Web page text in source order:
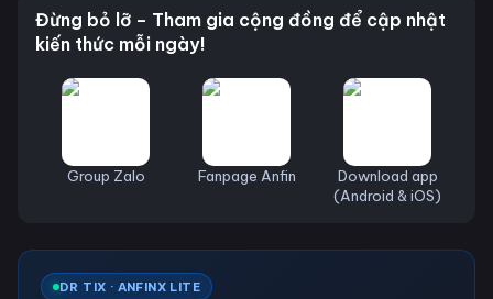
Đừng bỏ lỡ – Tham gia cộng đồng để cập nhật
kiến thức mỗi ngày!
Group Zalo Fanpage Anfin
Download app
(Android & iOS)
DR TIX · ANFINX LITE